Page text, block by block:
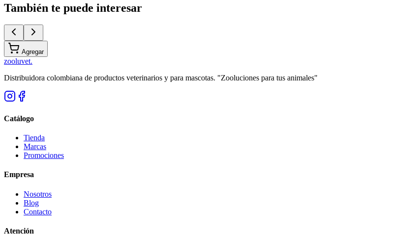
También te puede interesar
Agregar
zooluvet.
Distribuidora colombiana de productos veterinarios y para mascotas. "Zooluciones para tus animales"
Catálogo
Tienda
Marcas
Promociones
Empresa
Nosotros
Blog
Contacto
Atención